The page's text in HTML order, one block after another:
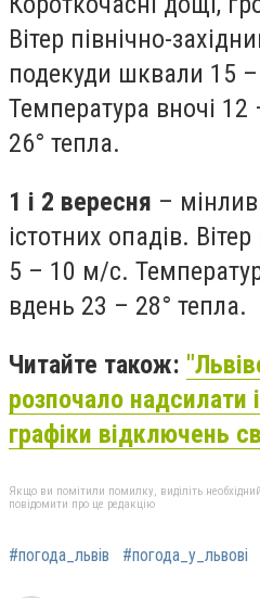
Вітер північно-
подекуди шквали 15
Температура вночі 12
26° тепла.
1 і 2 вересня –
істотних опадів.
5 – 10 м/с.
вдень 23 – 28° тепла.
Читайте також:
розпочало надсилати
графіки відключень
Якщо ви помітили помилку, виділіть
повідомити про це редакцію
#погода_львів #погода_у_львові